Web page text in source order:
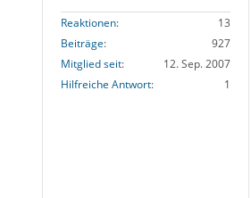
Reaktionen
13
Beiträge
927
Mitglied seit
12. Sep. 2007
Hilfreiche Antwort
1